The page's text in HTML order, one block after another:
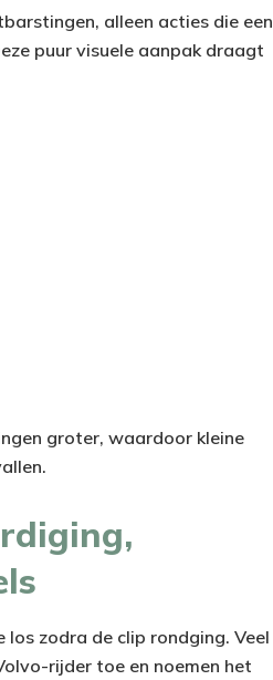
alleen acties die een
puur visuele aanpak draagt
groter, waardoor kleine
zodra de clip rondging. Veel
rijder toe en noemen het